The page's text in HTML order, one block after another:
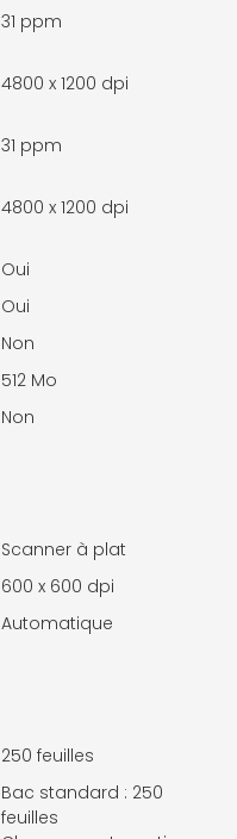
31 ppm
4800 x 1200 dpi
31 ppm
4800 x 1200 dpi
Oui
Oui
Non
512 Mo
Non
Scanner à plat
600 x 600 dpi
Automatique
250 feuilles
Bac standard : 250
feuilles